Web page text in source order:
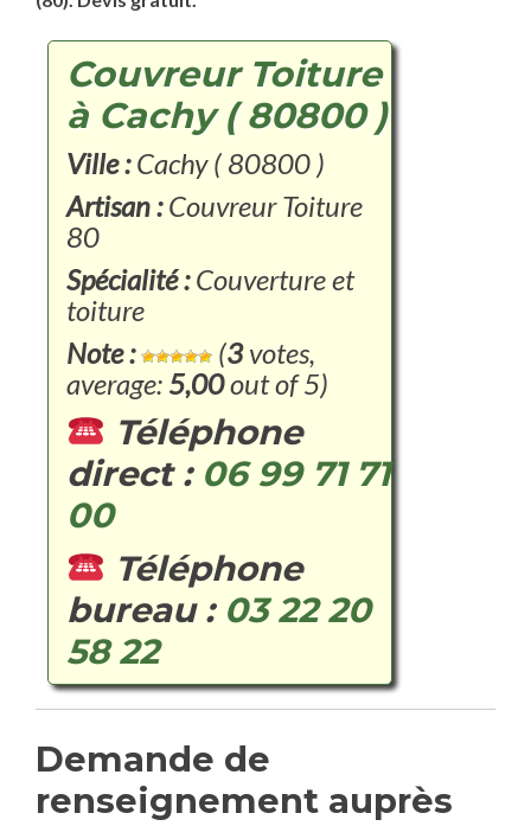
Couvreur Toiture
à Cachy ( 80800 )
Ville :Cachy ( 80800 )
Artisan :Couvreur Toiture
80
Spécialité :Couverture et
toiture
Note :
(3votes,
average: 5,00out of 5)
Téléphone
direct : 06 99 71 71
00
Téléphone
bureau : 03 22 20
58 22
Demande de
renseignement auprès